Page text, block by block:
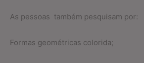
As pessoas também pesquisam por:
Formas geométricas colorida;